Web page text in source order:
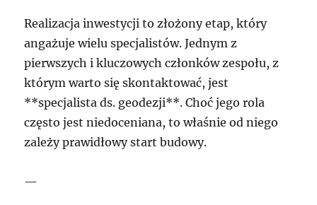
Realizacja inwestycji to złożony etap, który
angażuje wielu specjalistów. Jednym z
pierwszych i kluczowych członków zespołu, z
którym warto się skontaktować, jest
**specjalista ds. geodezji**. Choć jego rola
często jest niedoceniana, to właśnie od niego
zależy prawidłowy start budowy.
—